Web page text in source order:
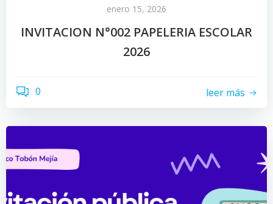
enero 15, 2026
INVITACION N°002 PAPELERIA ESCOLAR
2026
0 leer más